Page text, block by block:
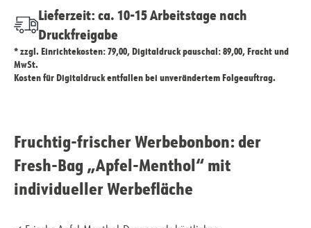
Lieferzeit: ca. 10-15 Arbeitstage nach
Druckfreigabe
* zzgl. Einrichtekosten: 79,00, Digitaldruck pauschal: 89,00, Fracht und
MwSt.
Kosten für Digitaldruck entfallen bei unverändertem Folgeauftrag.
Fruchtig-frischer Werbebonbon: der
Fresh-Bag „Apfel-Menthol“ mit
individueller Werbefläche